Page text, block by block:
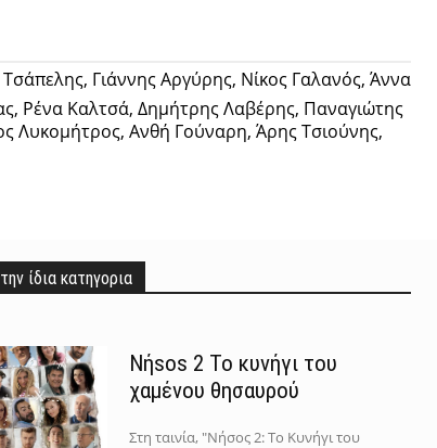
Γιάννης Αργύρης, Νίκος Γαλανός, Άννα
Ρένα Καλτσά, Δημήτρης Λαβέρης, Παναγιώτης
Λυκομήτρος, Ανθή Γούναρη, Άρης Τσιούνης,
ίδια κατηγορια
Νήsos 2 Το κυνήγι του
χαμένου θησαυρού
Στη ταινία, "Νήσος 2: Το Κυνήγι του